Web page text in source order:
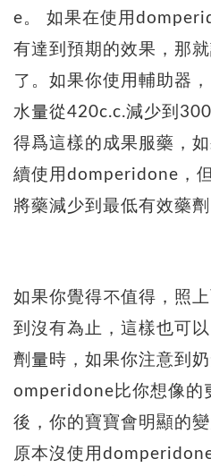
e。 如果在使用
有達到預期的效果，那
了。如果你使用輔助器
水量從420c.c.減少到
得爲這樣的成果服藥，
續使用domperidone，
將藥減少到最低有效藥劑
如果你覺得不值得，照
到沒有為止，這樣也可
劑量時，如果你注意到
omperidone比你想像的
後，你的寶寶會明顯的
原本沒使用